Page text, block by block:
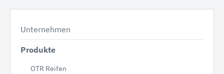
Unternehmen
Produkte
OTR Reifen